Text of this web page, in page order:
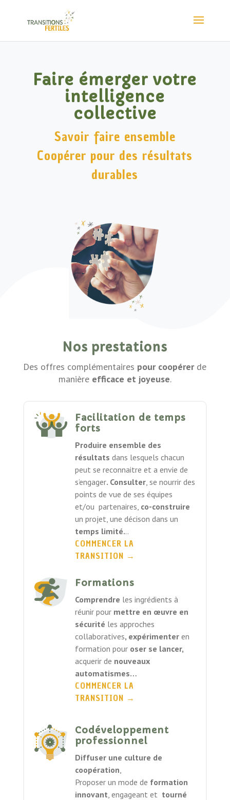
Faire émerger votre
intelligence
collective
Savoir faire ensemble
Coopérer pour des résultats
durables
Nos prestations
Des offres complémentaires pour coopérerde
manière efficace et joyeuse.
Facilitation de temps
forts
Produire ensemble des
résultats dans lesquels chacun
peut se reconnaitre et a envie de
s’engager. Consulter, se nourrir des
points de vue de ses équipes
et/ou partenaires, co-construire
un projet, une décison dans un
temps limité...
COMMENCER LA
TRANSITION →
Formations
Comprendre les ingrédients à
réunir pour mettre en œuvre en
sécurité les approches
collaboratives, expérimenter en
formation pouroser se lancer,
acquerir de nouveaux
automatismes…
COMMENCER LA
TRANSITION →
Codéveloppement
professionnel
Diffuser une culture de
coopération
Proposer un mode de formation
innovant , engageant et tourné